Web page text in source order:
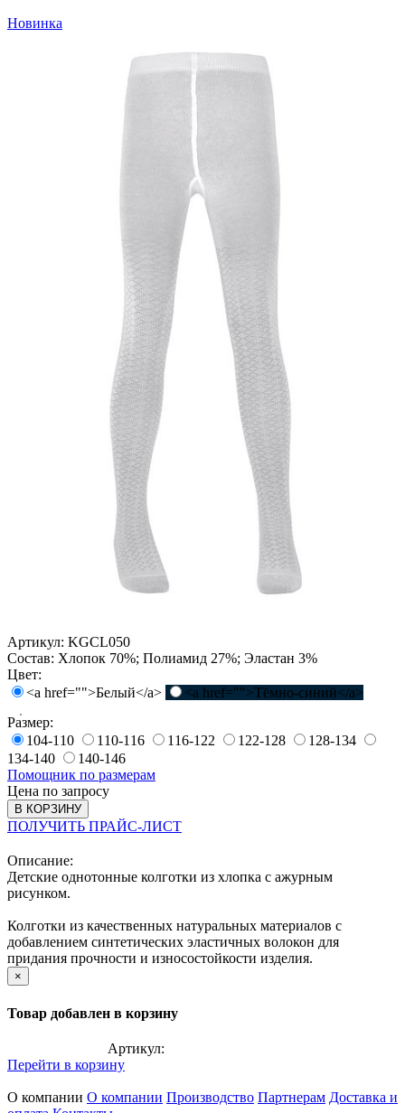
Новинка
Артикул: KGCL050
Состав: Хлопок 70%; Полиамид 27%; Эластан 3%
Цвет:
<a href="">Белый</a>
<a href="">Тёмно-синий</a>
Размер:
104-110
110-116 116-122 122-128
128-134
134-140
140-146
Помощник по размерам
Цена по запросу
В КОРЗИНУ
ПОЛУЧИТЬ ПРАЙС-ЛИСТ
Описание:
Детские однотонные колготки из хлопка с ажурным
рисунком.
Колготки из качественных натуральных материалов с
добавлением синтетических эластичных волокон для
придания прочности и износостойкости изделия.
×
Товар добавлен в корзину
Артикул:
Перейти в корзину
О компании О компании Производство Партнерам Доставка и